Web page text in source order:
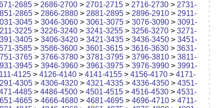
2685 > 2686-2700 > 2701-2715 > 2716-2730 > 2731-
2865 > 2866-2880 > 2881-2895 > 2896-2910 > 2911-
3045 > 3046-3060 > 3061-3075 > 3076-3090 > 3091-
3225 > 3226-3240 > 3241-3255 > 3256-3270 > 3271-
3405 > 3406-3420 > 3421-3435 > 3436-3450 > 3451-
3585 > 3586-3600 > 3601-3615 > 3616-3630 > 3631-
3765 > 3766-3780 > 3781-3795 > 3796-3810 > 3811-
3945 > 3946-3960 > 3961-3975 > 3976-3990 > 3991-
4125 > 4126-4140 > 4141-4155 > 4156-4170 > 4171-
4305 > 4306-4320 > 4321-4335 > 4336-4350 > 4351-
4485 > 4486-4500 > 4501-4515 > 4516-4530 > 4531-
4665 > 4666-4680 > 4681-4695 > 4696-4710 > 4711-